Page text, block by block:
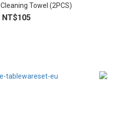
Towel (2PCS)
NT$105